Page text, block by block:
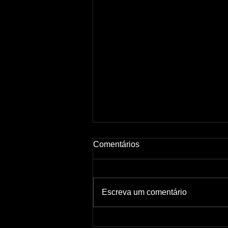
Comentários
Escreva um comentário